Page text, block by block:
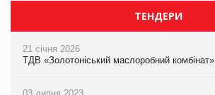
ТЕНДЕРИ
21 січня 2026
ТДВ «Золотоніський маслоробний комбінат»